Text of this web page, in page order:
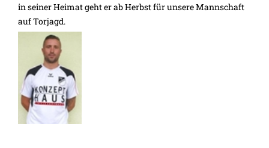
in seiner Heimat geht er ab Herbst für unsere Mannschaft
auf Torjagd.